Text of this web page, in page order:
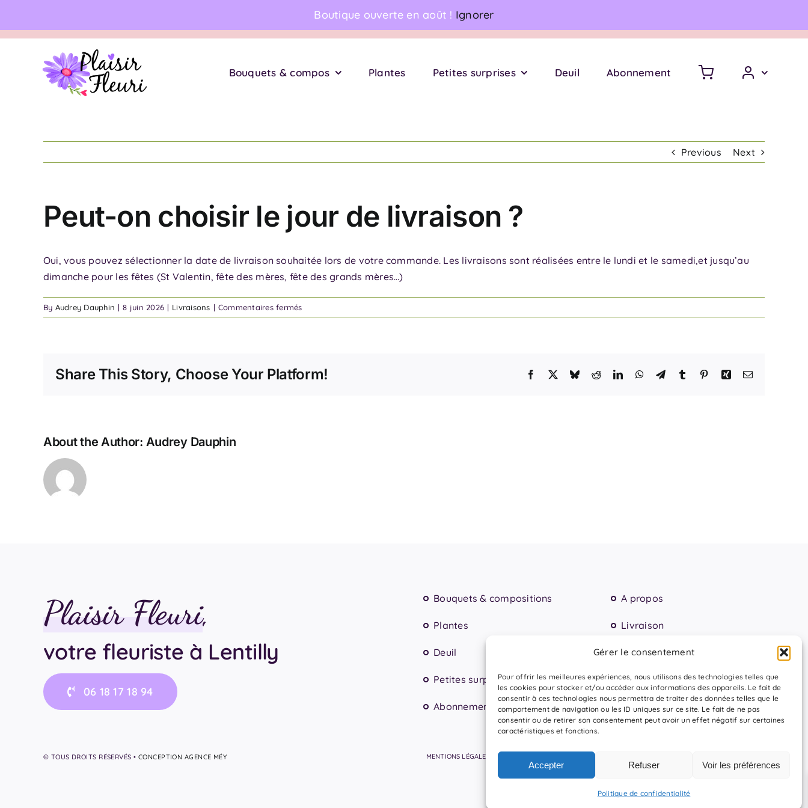
Gérer le consentement
Pour offrir les meilleures expériences, nous utilisons des technologies telles que
les cookies pour stocker et/ou accéder aux informations des appareils. Le fait de
consentir à ces technologies nous permettra de traiter des données telles que le
comportement de navigation ou les ID uniques sur ce site. Le fait de ne pas
consentir ou de retirer son consentement peut avoir un effet négatif sur certaines
caractéristiques et fonctions.
Accepter Refuser Voir les préférences
Politique de confidentialité
Boutique ouverte en août ! Ignorer
content
★ ★ ★ ★ ★ | 152 avis Livraison de fleurs à domicile
Bouquets & compos Plantes Petites surprises Deuil Abonnement
Previous Next
Peut-on choisir le jour de livraison ?
Oui, vous pouvez sélectionner la date de livraison souhaitée lors de votre commande. Les livraisons sont réalisées entre le lundi et le samedi,et jusqu’au
dimanche pour les fêtes (St Valentin, fête des mères, fête des grands mères…)
By Audrey Dauphin | 8 juin 2026 | Livraisons | Commentaires ferméssur
Peut-
jour
Share This Story, Choose Your Platform! Facebook
X BlueskyRedditLinkedInWhatsApp
TelegramTumblr PinterestXing Email
About the Author: Audrey Dauphin
Plaisir Fleuri,
votre fleuriste à Lentilly
06 18 17 18 94
Bouquets & compositions
Plantes
Deuil
Petites surprises
Abonnement floral
A propos
Livraison
𔓘 Me suivre
© TOUS DROITS RÉSERVÉS • CONCEPTION AGENCE MÉY MENTIONS LÉGALES POLITIQUE DE CONFIDENTIALITÉ